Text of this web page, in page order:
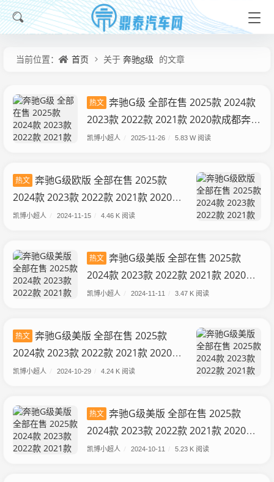
当前位置： 首页 关于 奔驰g级 的文章
热文 奔驰G级 全部在售 2025款 2024款
2023款 2022款 2021款 2020款成都奔驰
G级限时优惠 目前181万元起售
凯博小超人 2025-11-26 5.83 W 阅读
热文 奔驰G级欧版 全部在售 2025款
2024款 2023款 2022款 2021款 2020款
奔驰G级欧版提供试乘试驾 店内让利达
凯博小超人 2024-11-15 4.46 K 阅读
热文 奔驰G级美版 全部在售 2025款
2024款 2023款 2022款 2021款 2020款
2024款奔驰G63报价 马力十足暴躁的小
凯博小超人 2024-11-11 3.47 K 阅读
热文 奔驰G级美版 全部在售 2025款
2024款 2023款 2022款 2021款 2020款
成都奔驰G级美版新款降价69万 最低200
凯博小超人 2024-10-29 4.24 K 阅读
热文 奔驰G级美版 全部在售 2025款
2024款 2023款 2022款 2021款 2020款
现购奔驰G级美版享69万优惠 欢迎上门
凯博小超人 2024-10-11 5.23 K 阅读